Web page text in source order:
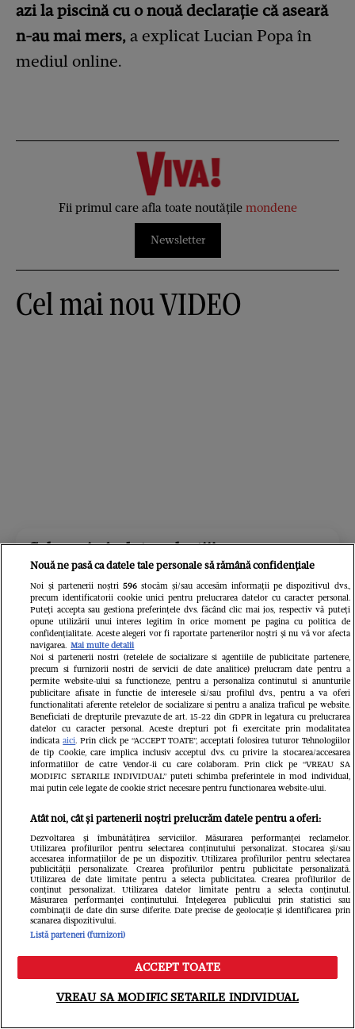
azi la piscină cu o nouă declarație că aseară
n-au mai mers, a explicat Lucian Popa în
mediul online.
Fii primul care afla toate noutățile mondene
Newsletter
Cel mai nou VIDEO
Cele mai vândute colecții!
ELLE - ediția iulie/august 2026
39.99 RON
Meniu Caută
Nouă ne pasă ca datele tale personale să rămână confidențiale
Noi și partenerii noștri 596stocăm și/sau accesăm informații pe dispozitivul dvs.,
precum identificatorii cookie unici pentru prelucrarea datelor cu caracter personal.
Puteți accepta sau gestiona preferințele dvs. făcând clic mai jos, respectiv vă puteți
opune utilizării unui interes legitim în orice moment pe pagina cu politica de
confidențialitate. Aceste alegeri vor fi raportate partenerilor noștri și nu vă vor afecta
navigarea. Mai multe detalii
Noi si partenerii nostri (retelele de socializare si agentiile de publicitate partenere,
precum si furnizorii nostri de servicii de date analitice) prelucram date pentru a
permite website-ului sa functioneze, pentru a personaliza continutul si anunturile
publicitare afisate in functie de interesele si/sau profilul dvs., pentru a va oferi
functionalitati aferente retelelor de socializare si pentru a analiza traficul pe website.
Beneficiati de drepturile prevazute de art. 15-22 din GDPR in legatura cu prelucrarea
datelor cu caracter personal. Aceste drepturi pot fi exercitate prin modalitatea
indicataaici. Prin click pe “ACCEPT TOATE”, acceptati folosirea tuturor Tehnologiilor
de tip Cookie, care implica inclusiv acceptul dvs. cu privire la stocarea/accesarea
informatiilor de catre Vendor-ii cu care colaboram. Prin click pe “VREAU SA
MODIFIC SETARILE INDIVIDUAL” puteti schimba preferintele in mod individual,
mai putin cele legate de cookie strict necesare pentru functionarea website-ului.
Atât noi, cât și partenerii noștri prelucrăm datele pentru a oferi:
Dezvoltarea și îmbunătățirea serviciilor. Măsurarea performanței reclamelor.
Utilizarea profilurilor pentru selectarea conținutului personalizat. Stocarea și/sau
accesarea informațiilor de pe un dispozitiv. Utilizarea profilurilor pentru selectarea
publicității personalizate. Crearea profilurilor pentru publicitate personalizată.
Utilizarea de date limitate pentru a selecta publicitatea. Crearea profilurilor de
conținut personalizat. Utilizarea datelor limitate pentru a selecta conținutul.
Măsurarea performanței conținutului. Înțelegerea publicului prin statistici sau
combinații de date din surse diferite. Date precise de geolocație și identificarea prin
scanarea dispozitivului.
Listă parteneri (furnizori)
ACCEPT TOATE
VREAU SA MODIFIC SETARILE INDIVIDUAL